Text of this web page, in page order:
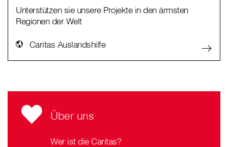
Unterstützen sie unsere Projekte in den ärmsten
Regionen der Welt
Caritas Auslandshilfe
Über uns
Wer ist die Caritas?